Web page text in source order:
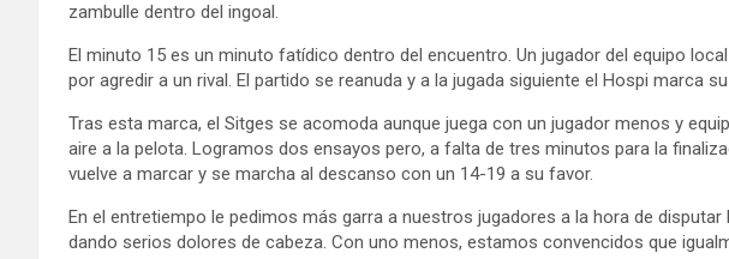
zambulle dentro del ingoal.
El minuto 15 es un minuto fatídico dentro del encuentro. Un jugador del equipo
por agredir a un rival. El partido se reanuda y a la jugada siguiente el Hospi marca
Tras esta marca, el Sitges se acomoda aunque juega con un jugador menos y
aire a la pelota. Logramos dos ensayos pero, a falta de tres minutos para la
vuelve a marcar y se marcha al descanso con un 14-19 a su favor.
En el entretiempo le pedimos más garra a nuestros jugadores a la hora de
dando serios dolores de cabeza. Con uno menos, estamos convencidos que